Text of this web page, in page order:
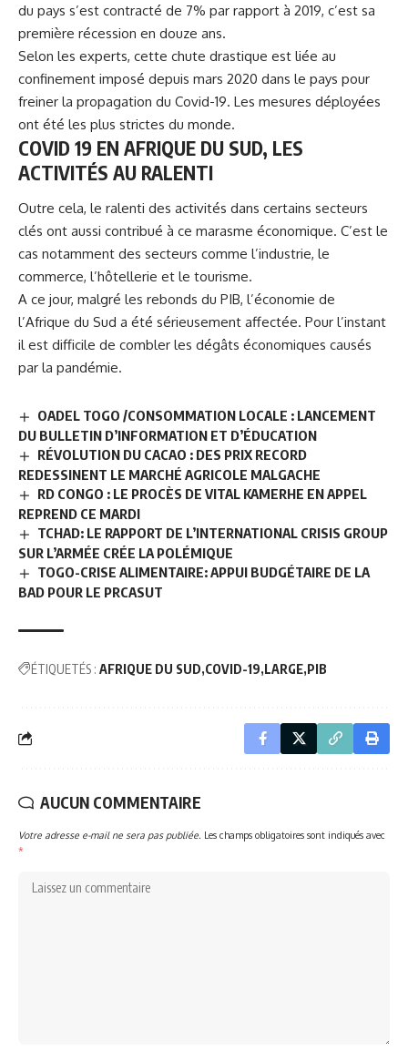
du pays s’est contracté de 7% par rapport à 2019, c’est sa
première récession en douze ans.
Selon les experts, cette chute drastique est liée au
confinement imposé depuis mars 2020 dans le pays pour
freiner la propagation du Covid-19. Les mesures déployées
ont été les plus strictes du monde.
COVID 19 EN AFRIQUE DU SUD, LES
ACTIVITÉS AU RALENTI
Outre cela, le ralenti des activités dans certains secteurs
clés ont aussi contribué à ce marasme économique. C’est le
cas notamment des secteurs comme l’industrie, le
commerce, l’hôtellerie et le tourisme.
A ce jour, malgré les rebonds du PIB, l’économie de
l’Afrique du Sud a été sérieusement affectée. Pour l’instant
il est difficile de combler les dégâts économiques causés
par la pandémie.
OADEL TOGO /CONSOMMATION LOCALE : LANCEMENT
DU BULLETIN D’INFORMATION ET D’ÉDUCATION
RÉVOLUTION DU CACAO : DES PRIX RECORD
REDESSINENT LE MARCHÉ AGRICOLE MALGACHE
RD CONGO : LE PROCÈS DE VITAL KAMERHE EN APPEL
REPREND CE MARDI
TCHAD: LE RAPPORT DE L’INTERNATIONAL CRISIS GROUP
SUR L’ARMÉE CRÉE LA POLÉMIQUE
TOGO-CRISE ALIMENTAIRE: APPUI BUDGÉTAIRE DE LA
BAD POUR LE PRCASUT
ÉTIQUETÉS : AFRIQUE DU SUD COVID-19 LARGE PIB
AUCUN COMMENTAIRE
Votre adresse e-mail ne sera pas publiée. Les champs obligatoires sont indiqués avec
*